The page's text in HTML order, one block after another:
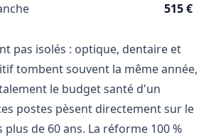
515 €
pas isolés : optique, dentaire et
tombent souvent la même année,
le budget santé d'un
postes pèsent directement sur le
de 60 ans. La réforme 100 %